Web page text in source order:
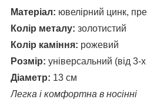
Матеріал: ювелірний цинк,
Колір металу: золотистий
Колір каміння: рожевий
Розмір: універсальний (від 3-х
Діаметр: 13 см
Легка і комфортна в носінні